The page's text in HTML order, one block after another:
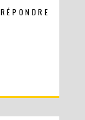
RÉPONDRE